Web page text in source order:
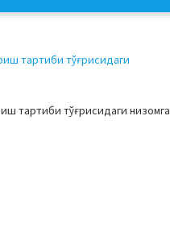
тартиби тўғрисидаги
тартиби тўғрисидаги низомга